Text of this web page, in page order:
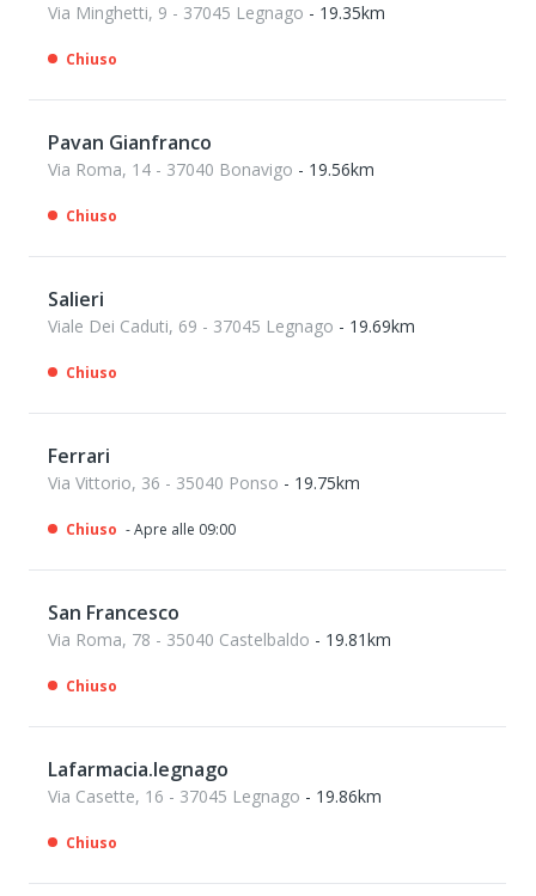
Via Minghetti, 9 - 37045 Legnago - 19.35km
Chiuso
Pavan Gianfranco
Via Roma, 14 - 37040 Bonavigo - 19.56km
Chiuso
Salieri
Viale Dei Caduti, 69 - 37045 Legnago - 19.69km
Chiuso
Ferrari
Via Vittorio, 36 - 35040 Ponso - 19.75km
Chiuso - Apre alle 09:00
San Francesco
Via Roma, 78 - 35040 Castelbaldo - 19.81km
Chiuso
Lafarmacia.legnago
Via Casette, 16 - 37045 Legnago - 19.86km
Chiuso